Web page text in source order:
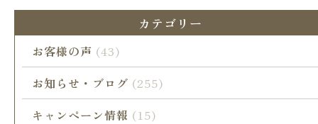
カテゴリー
お客様の声 (43)
お知らせ・ブログ (255)
キャンペーン情報 (15)